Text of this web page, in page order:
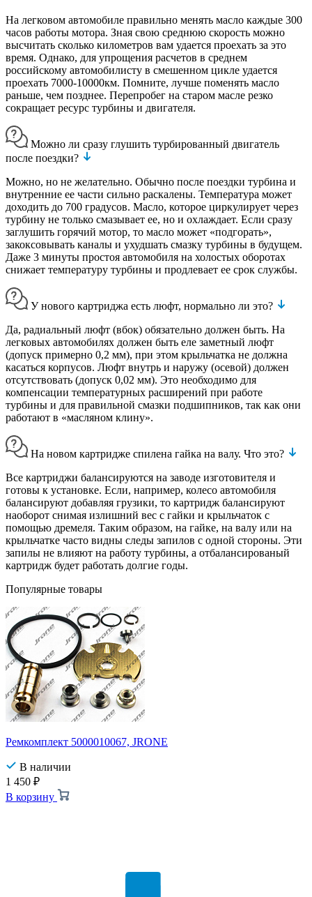
На легковом автомобиле правильно менять масло каждые 300
часов работы мотора. Зная свою среднюю скорость можно
высчитать сколько километров вам удается проехать за это
время. Однако, для упрощения расчетов в среднем
российскому автомобилисту в смешенном цикле удается
проехать 7000-10000км. Помните, лучше поменять масло
раньше, чем позднее. Перепробег на старом масле резко
сокращает ресурс турбины и двигателя.
Можно ли сразу глушить турбированный двигатель
после поездки?
Можно, но не желательно. Обычно после поездки турбина и
внутренние ее части сильно раскалены. Температура может
доходить до 700 градусов. Масло, которое циркулирует через
турбину не только смазывает ее, но и охлаждает. Если сразу
заглушить горячий мотор, то масло может «подгорать»,
закоксовывать каналы и ухудшать смазку турбины в будущем.
Даже 3 минуты простоя автомобиля на холостых оборотах
снижает температуру турбины и продлевает ее срок службы.
У нового картриджа есть люфт, нормально ли это?
Да, радиальный люфт (вбок) обязательно должен быть. На
легковых автомобилях должен быть еле заметный люфт
(допуск примерно 0,2 мм), при этом крыльчатка не должна
касаться корпусов. Люфт внутрь и наружу (осевой) должен
отсутствовать (допуск 0,02 мм). Это необходимо для
компенсации температурных расширений при работе
турбины и для правильной смазки подшипников, так как они
работают в «масляном клину».
На новом картридже спилена гайка на валу. Что это?
Все картриджи балансируются на заводе изготовителя и
готовы к установке. Если, например, колесо автомобиля
балансируют добавляя грузики, то картридж балансируют
наоборот снимая излишний вес с гайки и крыльчаток с
помощью дремеля. Таким образом, на гайке, на валу или на
крыльчатке часто видны следы запилов с одной стороны. Эти
запилы не влияют на работу турбины, а отбалансированый
картридж будет работать долгие годы.
Популярные товары
Ремкомплект 5000010067, JRONE
В наличии
1 450 ₽
В корзину